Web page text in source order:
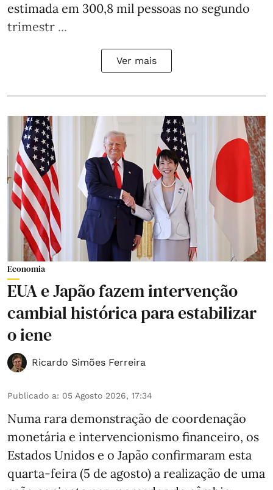
estimada em 300,8 mil pessoas no segundo
trimestr ...
Ver mais
Economia
EUA e Japão fazem intervenção
cambial histórica para estabilizar
o iene
Ricardo Simões Ferreira
Publicado a: 05 Agosto 2026, 17:34
Numa rara demonstração de coordenação
monetária e intervencionismo financeiro, os
Estados Unidos e o Japão confirmaram esta
quarta-feira (5 de agosto) a realização de uma